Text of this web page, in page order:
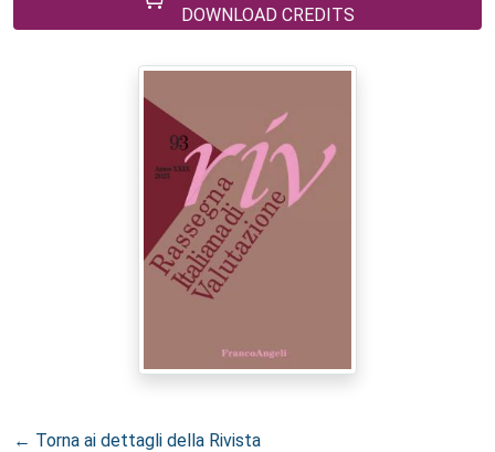
DOWNLOAD CREDITS
← Torna ai dettagli della Rivista